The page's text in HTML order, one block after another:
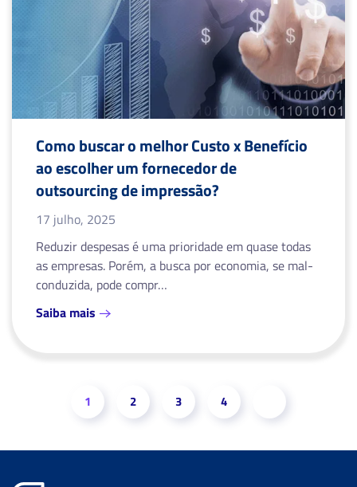
Como buscar o melhor Custo x Benefício
ao escolher um fornecedor de
outsourcing de impressão?
17 julho, 2025
Reduzir despesas é uma prioridade em quase todas
as empresas. Porém, a busca por economia, se mal-
conduzida, pode compr…
Saiba mais
1 2 3 4